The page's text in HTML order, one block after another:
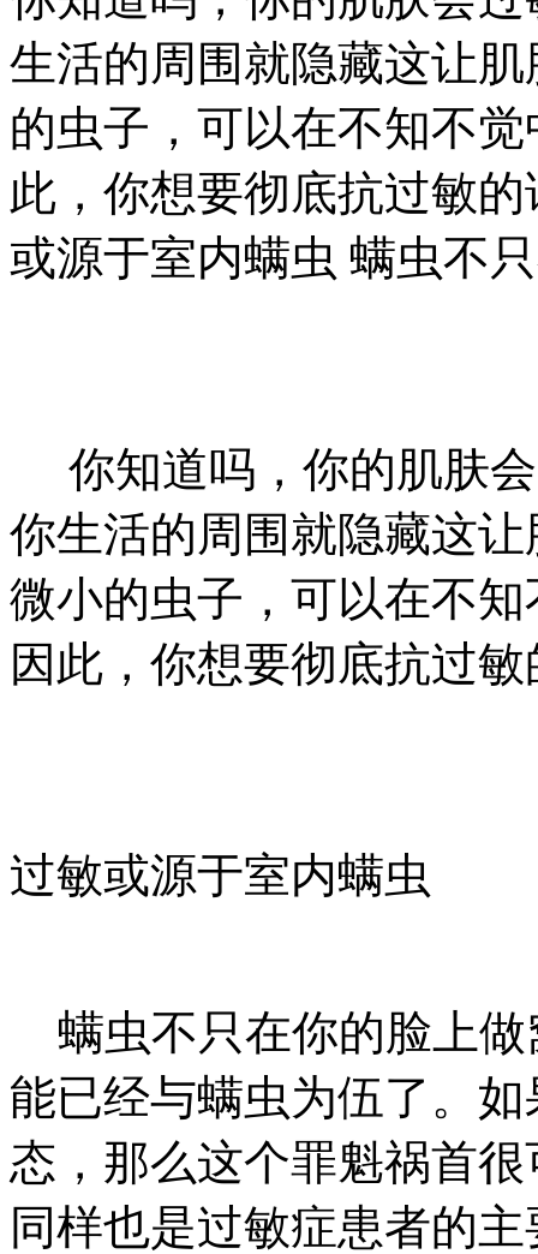
生活的周围就隐藏这让
的虫子，可以在不知不
此，你想要彻底抗过敏
或源于室内螨虫 螨虫不
你知道吗，你的肌肤
你生活的周围就隐藏这
微小的虫子，可以在不
因此，你想要彻底抗过
过敏或源于室内螨虫
螨虫不只在你的脸上做
能已经与螨虫为伍了。
态，那么这个罪魁祸首
同样也是过敏症患者的